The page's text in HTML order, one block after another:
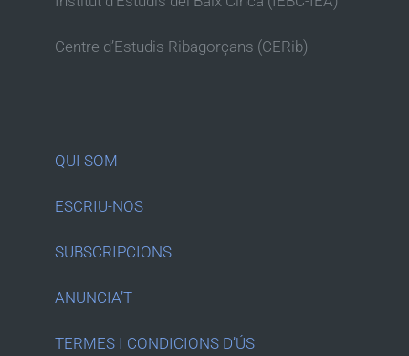
Centre d’Estudis Ribagorçans (CERib)
QUI SOM
ESCRIU-NOS
SUBSCRIPCIONS
ANUNCIA’T
TERMES I CONDICIONS D’ÚS